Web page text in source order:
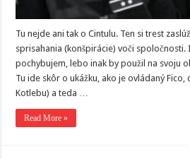
Tu nejde ani tak o Cintulu. Ten si trest
sprisahania (konšpirácie) voči spoločnosti.
pochybujem, lebo inak by použil na svoju
Tu ide skôr o ukážku, ako je ovládaný
Kotlebu) a teda …
Read More »